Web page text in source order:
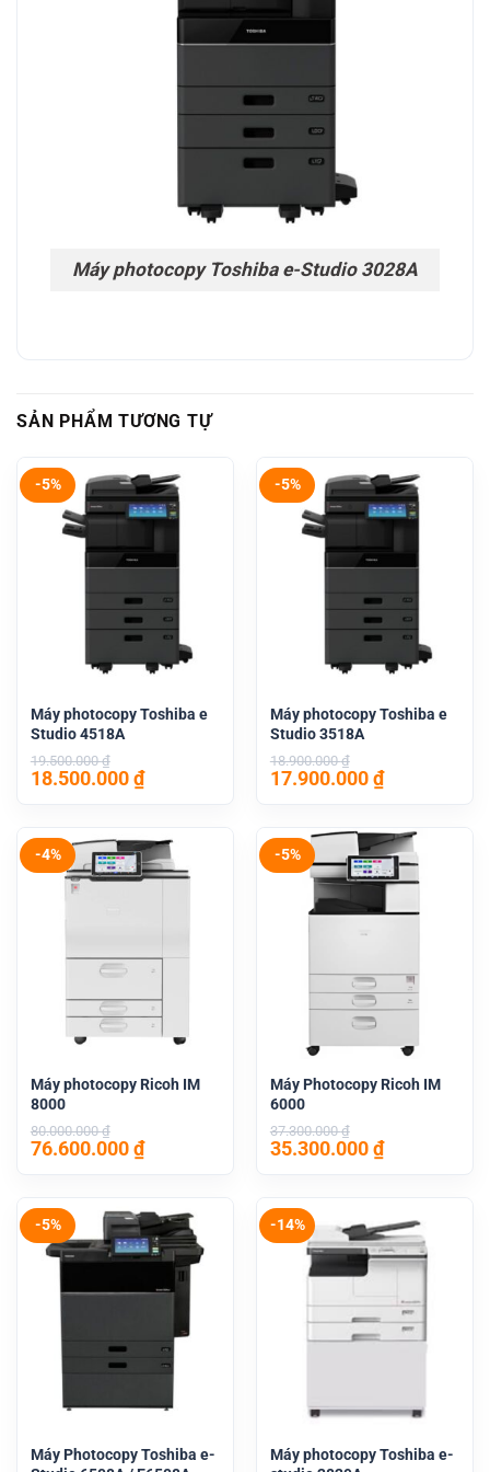
Máy photocopy Toshiba e-Studio 3028A
SẢN PHẨM TƯƠNG TỰ
-5%
Máy photocopy Toshiba e
Studio 4518A
19.500.000₫
Giá
19.500.000 ₫.
18.500.000₫Giá
hiện
là:
18.500.000 ₫.
-5%
Máy photocopy Toshiba e
Studio 3518A
18.900.000₫
Giá
18.900.000 ₫.
17.900.000₫Giá
hiện
là:
17.900.000
-4%
Máy photocopy Ricoh IM
8000
80.000.000₫
Giá
80.000.000 ₫.
76.600.000₫Giá
hiện
là:
76.600.000 ₫.
-5%
Máy Photocopy Ricoh IM
6000
37.300.000₫
Giá
37.300.000 ₫.
35.300.000₫Giá
hiện
35.300.000
-5%
Máy Photocopy Toshiba e-
-14%
Máy photocopy Toshiba e-